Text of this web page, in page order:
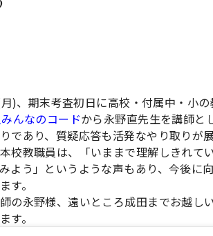
)、期末考査初日に高校・付属中・小
んなのコードから永野直先生を講師と
であり、質疑応答も活発なやり取りが
校教職員は、「いままで理解しきれて
よう」というような声もあり、今後に
す。
の永野様、遠いところ成田までお越し
す。